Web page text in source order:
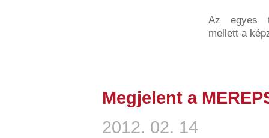
Az egyes
mellett a
Megjelent a
2012. 02. 14